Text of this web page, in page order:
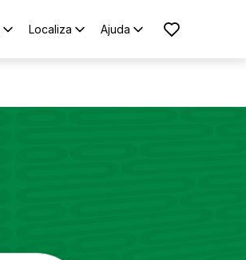
Localiza Ajuda